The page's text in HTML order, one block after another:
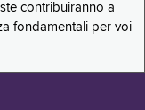
contribuiranno a
fondamentali per voi